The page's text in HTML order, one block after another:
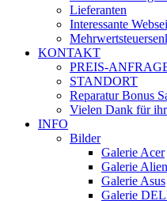
Lieferanten
Interessante
KONTAKT
PREIS-
STANDORT
Reparatur Bonus
Vielen Dank für
INFO
Bilder
Galerie Acer
Galerie
Galerie Asus
Galerie